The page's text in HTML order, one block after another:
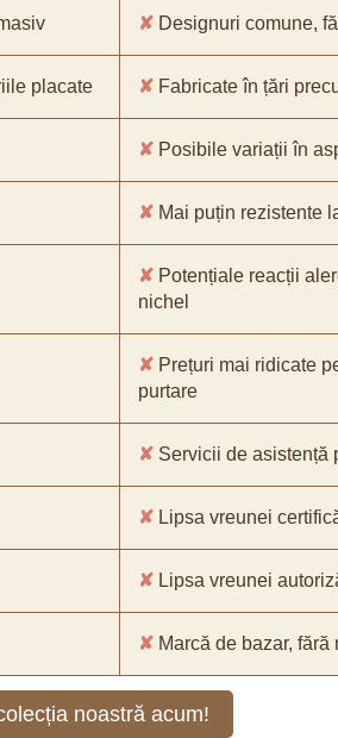
✘ Designuri comune,
placate ✘ Fabricate în țări
✘ Posibile variații în
✘ Mai puțin rezistente
✘ Potențiale reacții
nichel
✘ Prețuri mai ridicate
purtare
✘ Servicii de asistență
✘ Lipsa vreunei
✘ Lipsa vreunei
✘ Marcă de bazar,
noastră acum!